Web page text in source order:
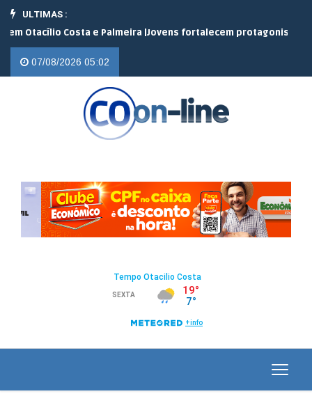
ULTIMAS :
Costa e Palmeira |Jovens fortalecem protagonismo no
07/08/2026 05:02